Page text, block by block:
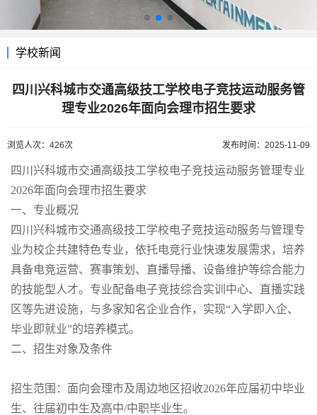
学校新闻
四川兴科城市交通高级技工学校电子竞技运动服务管
理专业2026年面向会理市招生要求
浏览人次：426次 发布时间：2025-11-09
四川兴科城市交通高级技工学校电子竞技运动服务管理专业
2026年面向会理市招生要求
一、专业概况
四川兴科城市交通高级技工学校电子竞技运动服务与管理专
业为校企共建特色专业，依托电竞行业快速发展需求，培养
具备电竞运营、赛事策划、直播导播、设备维护等综合能力
的技能型人才。专业配备电子竞技综合实训中心、直播实践
区等先进设施，与多家知名企业合作，实现“入学即入企、
毕业即就业”的培养模式。
二、招生对象及条件
招生范围：面向会理市及周边地区招收2026年应届初中毕业
生、往届初中生及高中/中职毕业生。